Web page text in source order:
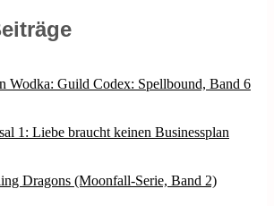
Wodka: Guild Codex: Spellbound, Band 6
1: Liebe braucht keinen Businessplan
Dragons (Moonfall-Serie, Band 2)